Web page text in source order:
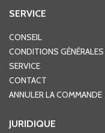
SERVICE
CONSEIL
CONDITIONS
SERVICE
CONTACT
ANNULER LA COMMANDE
JURIDIQUE